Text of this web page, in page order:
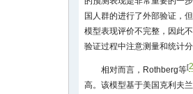
国人群的进行了外部验证，
模型表现评价不完整，因此
验证过程中注意测量和统计
相对而言，Rothberg等[
高。该模型基于美国克利夫